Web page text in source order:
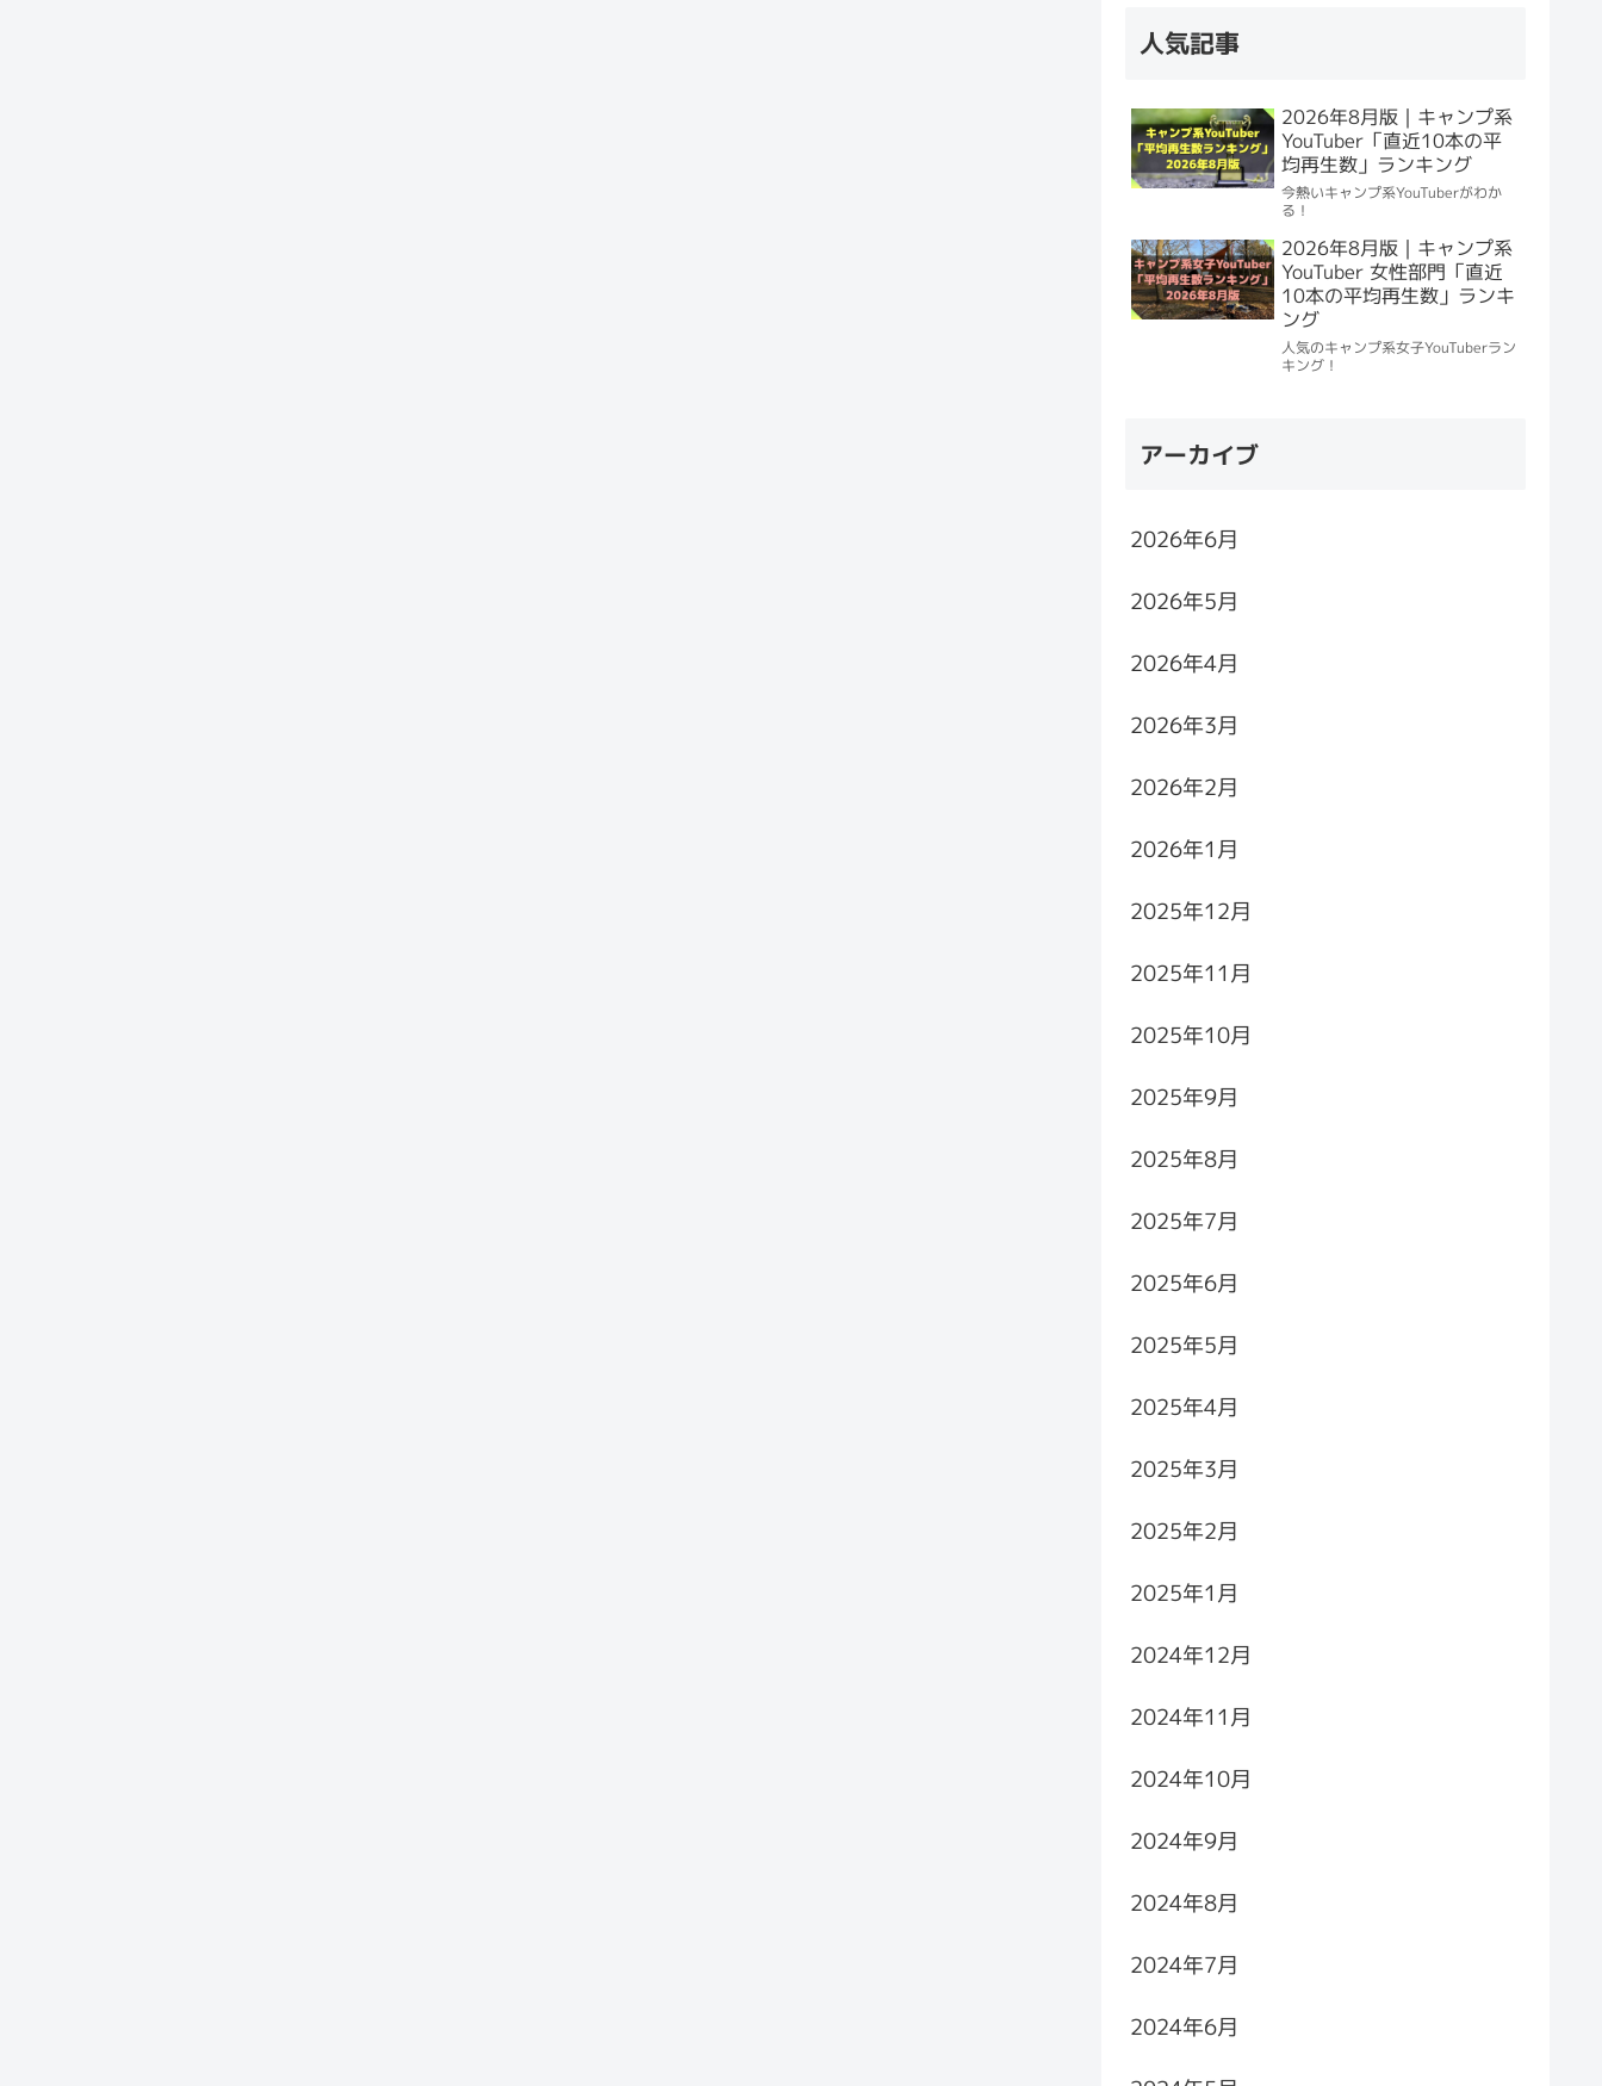
人気記事
2026年8月版｜キャンプ系
YouTuber「直近10本の平
均再生数」ランキング
今熱いキャンプ系YouTuberがわか
る！
2026年8月版｜キャンプ系
YouTuber 女性部門「直近
10本の平均再生数」ランキ
ング
人気のキャンプ系女子YouTuberラン
キング！
アーカイブ
2026年6月
2026年5月
2026年4月
2026年3月
2026年2月
2026年1月
2025年12月
2025年11月
2025年10月
2025年9月
2025年8月
2025年7月
2025年6月
2025年5月
2025年4月
2025年3月
2025年2月
2025年1月
2024年12月
2024年11月
2024年10月
2024年9月
2024年8月
2024年7月
2024年6月